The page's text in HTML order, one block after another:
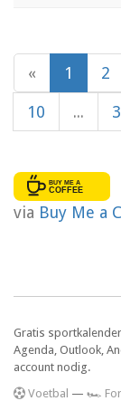
« 1 2
10 ...
via Buy Me a
Gratis
Agenda, Outlook,
account nodig.
Voetbal — 🏎️